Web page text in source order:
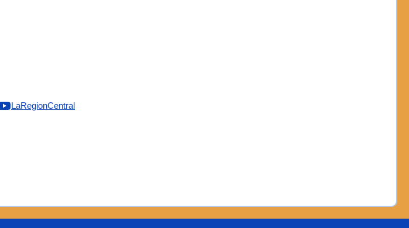
LaRegionCentral